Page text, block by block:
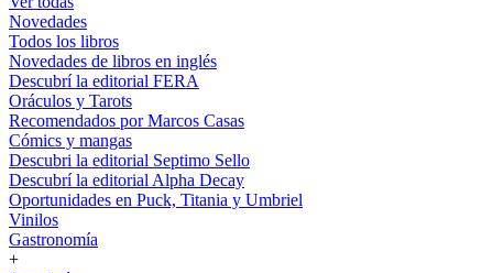
Novedades
Todos los libros
Novedades de libros en inglés
Descubrí la editorial FERA
Oráculos y Tarots
Recomendados por Marcos Casas
Cómics y mangas
Descubri la editorial Septimo Sello
Descubrí la editorial Alpha Decay
Oportunidades en Puck, Titania y Umbriel
Vinilos
Gastronomía
+